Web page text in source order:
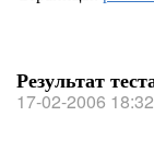
Результат
17-02-2006 18:32